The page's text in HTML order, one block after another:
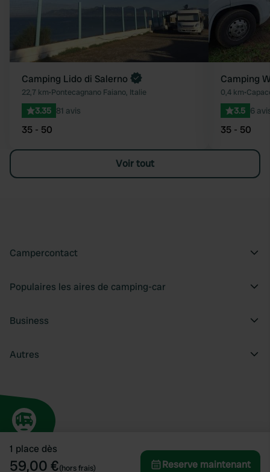
1 place dès
59,00 €(hors frais) Reserve maintenant
Camping Lido di Salerno
22,7 km•Pontecagnano Faiano, Italie
3.35 81 avis
35 - 50
Camping
0,4 km•
3.5 6
35 - 50
Voir tout
Campercontact
Populaires les aires de camping-car
Business
Autres